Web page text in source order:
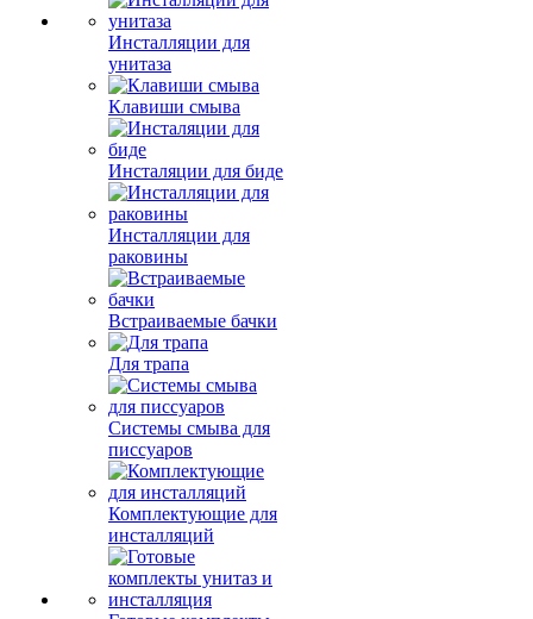
Инсталляции для
унитаза
Клавиши смыва
Инсталяции для биде
Инсталляции для
раковины
Встраиваемые бачки
Для трапа
Системы смыва для
писсуаров
Комплектующие для
инсталляций